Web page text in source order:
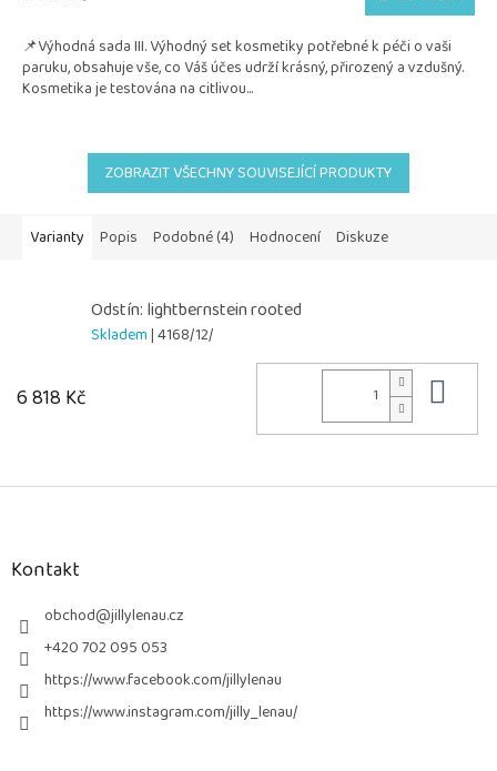
je
z
5
hvězdiček.
📌Výhodná sada III. Výhodný set kosmetiky potřebné k péči o vaši
paruku, obsahuje vše, co Váš účes udrží krásný, přirozený a vzdušný.
Kosmetika je testována na citlivou...
ZOBRAZIT VŠECHNY SOUVISEJÍCÍ PRODUKTY
Varianty Popis Podobné (4) Hodnocení Diskuze
Odstín: lightbernstein rooted
Skladem| 4168/12/
6 818 Kč
Z
Kontakt
obchod@jillylenau.cz
+420 702 095 053
https://www.facebook.com/jillylenau
https://www.instagram.com/jilly_lenau/